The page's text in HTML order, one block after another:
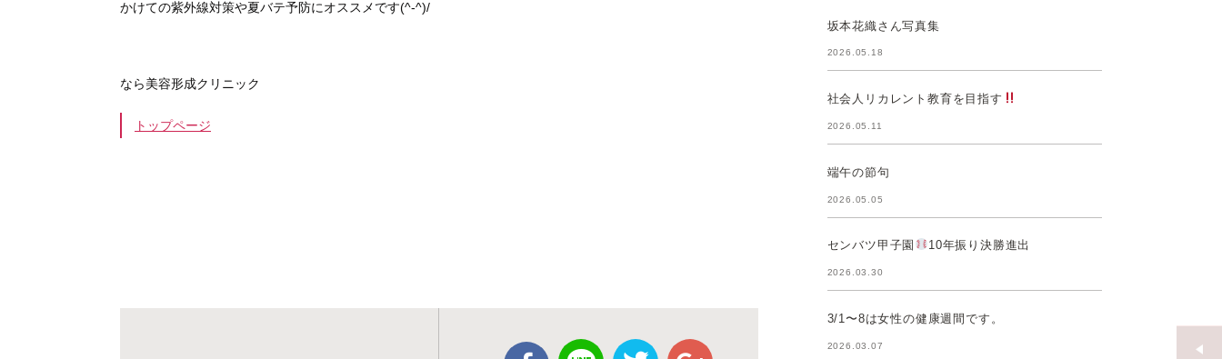
かけての紫外線対策や夏バテ予防にオススメです(^-^)/
なら美容形成クリニック
トップページ
坂本花織さん写真集
2026.05.18
社会人リカレント教育を目指す
2026.05.11
端午の節句
2026.05.05
センバツ甲子園 10年振り決勝進出
2026.03.30
3/1〜8は女性の健康週間です。
2026.03.07